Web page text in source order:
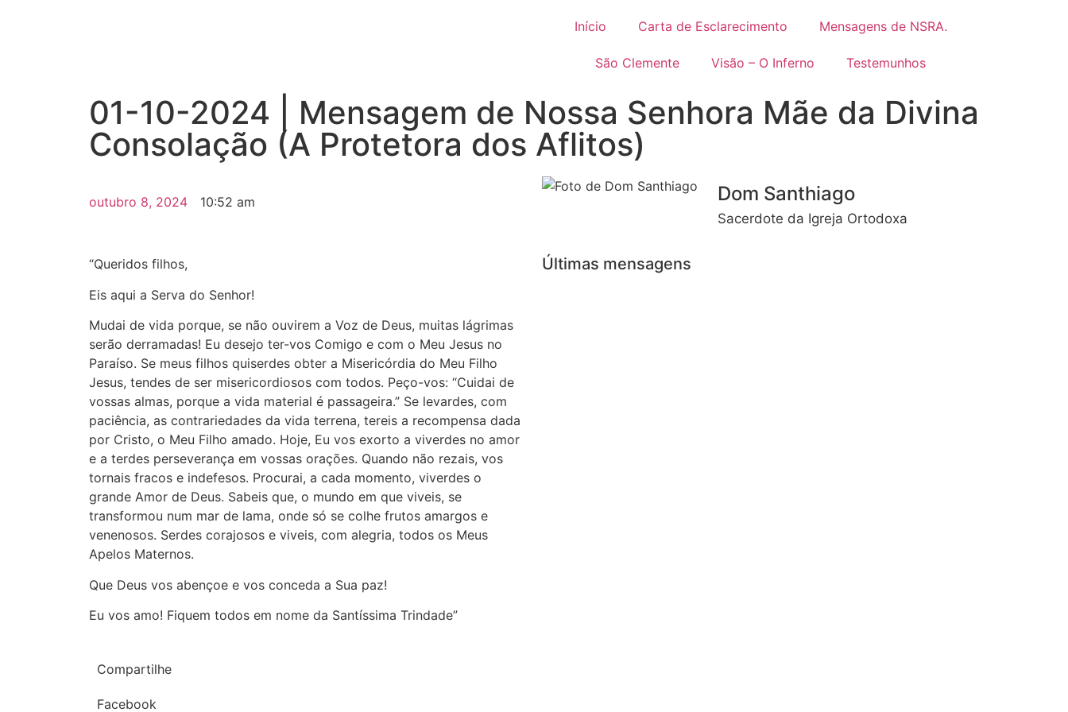
Início Carta de Esclarecimento Mensagens de NSRA.
São Clemente Visão – O Inferno Testemunhos
01-10-2024 | Mensagem de Nossa Senhora Mãe da Divina
Consolação (A Protetora dos Aflitos)
outubro 8, 2024 10:52 am
“Queridos filhos,
Eis aqui a Serva do Senhor!
Mudai de vida porque, se não ouvirem a Voz de Deus, muitas lágrimas
serão derramadas! Eu desejo ter-vos Comigo e com o Meu Jesus no
Paraíso. Se meus filhos quiserdes obter a Misericórdia do Meu Filho
Jesus, tendes de ser misericordiosos com todos. Peço-vos: “Cuidai de
vossas almas, porque a vida material é passageira.” Se levardes, com
paciência, as contrariedades da vida terrena, tereis a recompensa dada
por Cristo, o Meu Filho amado. Hoje, Eu vos exorto a viverdes no amor
e a terdes perseverança em vossas orações. Quando não rezais, vos
tornais fracos e indefesos. Procurai, a cada momento, viverdes o
grande Amor de Deus. Sabeis que, o mundo em que viveis, se
transformou num mar de lama, onde só se colhe frutos amargos e
venenosos. Serdes corajosos e viveis, com alegria, todos os Meus
Apelos Maternos.
Que Deus vos abençoe e vos conceda a Sua paz!
Eu vos amo! Fiquem todos em nome da Santíssima Trindade”
Compartilhe
Facebook
Dom Santhiago
Sacerdote da Igreja Ortodoxa
Últimas mensagens